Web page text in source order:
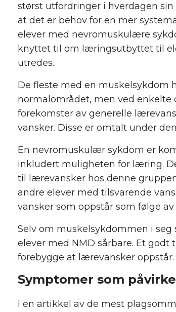
størst utfordringer i hverdagen sin
at det er behov for en mer
elever med nevromuskulære
knyttet til om læringsutbyttet til
utredes.
De fleste med en
normalområdet, men ved
forekomster av generelle
vansker. Disse er omtalt under
En nevromuskulær sykdom er
inkludert muligheten for læring.
til lærevansker hos denne
andre elever med tilsvarende
vansker som oppstår som følge
Selv om muskelsykdommen i
elever med NMD sårbare. Et
forebygge at lærevansker oppstår.
Symptomer som
I en artikkel av de mest